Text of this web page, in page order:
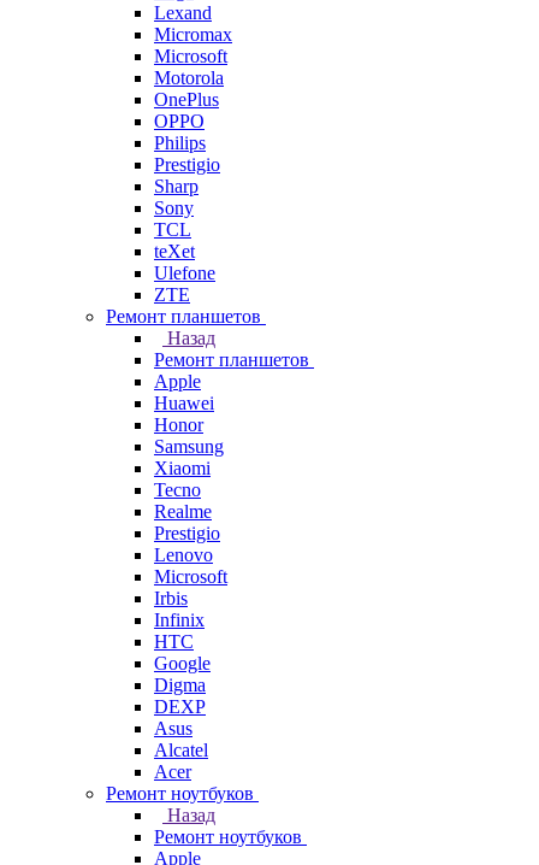
Lexand
Micromax
Microsoft
Motorola
OnePlus
OPPO
Philips
Prestigio
Sharp
Sony
TCL
teXet
Ulefone
ZTE
Ремонт планшетов
Назад
Ремонт планшетов
Apple
Huawei
Honor
Samsung
Xiaomi
Tecno
Realme
Prestigio
Lenovo
Microsoft
Irbis
Infinix
HTC
Google
Digma
DEXP
Asus
Alcatel
Acer
Ремонт ноутбуков
Назад
Ремонт ноутбуков
Apple